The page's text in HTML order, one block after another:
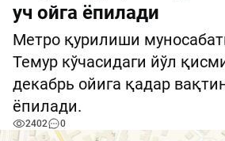
уч ойга ёпилади
Метро қурилиши
Темур кўчасидаги йўл
декабрь ойига қадар
ёпилади.
2402 0